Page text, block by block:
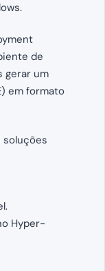
de
gerar um
em formato
soluções
Hyper-